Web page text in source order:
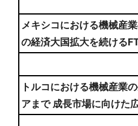
メキシコにおける機械産
の経済大国拡大を続ける
トルコにおける機械産業
アまで 成長市場に向けた